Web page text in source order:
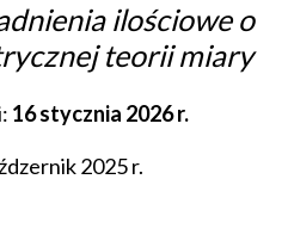
ilościowe o
teorii miary
16 stycznia 2026 r.
2025 r.